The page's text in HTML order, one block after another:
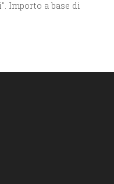
Importo a base di